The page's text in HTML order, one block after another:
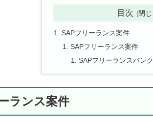
目次
SAPフリーランス案件
SAPフリーランス案件
SAPフリーランスバンク
ランス案件